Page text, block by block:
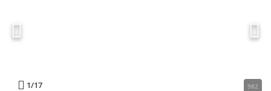
1/17 982